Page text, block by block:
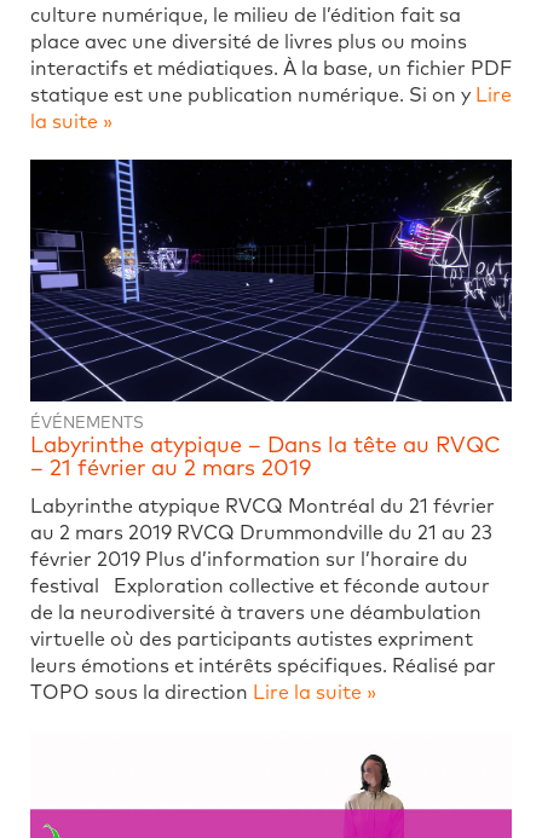
culture numérique, le milieu de l’édition fait sa
place avec une diversité de livres plus ou moins
interactifs et médiatiques. À la base, un fichier PDF
statique est une publication numérique. Si on y Lire
la suite »
ÉVÉNEMENTS
Labyrinthe atypique – Dans la tête au RVQC
– 21 février au 2 mars 2019
Labyrinthe atypique RVCQ Montréal du 21 février
au 2 mars 2019 RVCQ Drummondville du 21 au 23
février 2019 Plus d’information sur l’horaire du
festival Exploration collective et féconde autour
de la neurodiversité à travers une déambulation
virtuelle où des participants autistes expriment
leurs émotions et intérêts spécifiques. Réalisé par
TOPO sous la direction Lire la suite »